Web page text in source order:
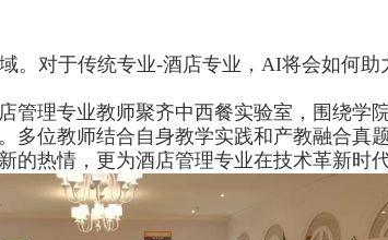
。对于传统专业-酒店专业，AI将会如何助
管理专业教师聚齐中西餐实验室，围绕学
多位教师结合自身教学实践和产教融合真
的热情，更为酒店管理专业在技术革新时